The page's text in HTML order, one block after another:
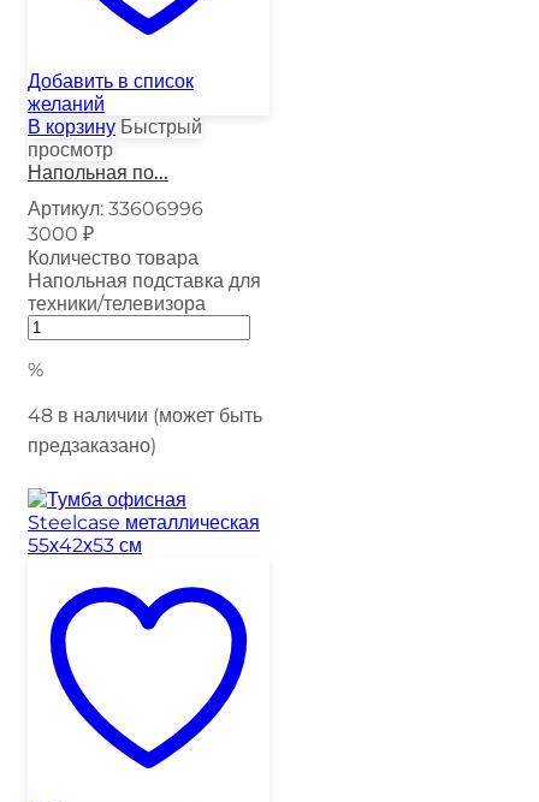
Добавить в список
желаний
В корзину Быстрый
просмотр
Напольная по...
Артикул: 33606996
3000 ₽
Количество товара
Напольная подставка для
техники/телевизора
%
48 в наличии (может быть
предзаказано)